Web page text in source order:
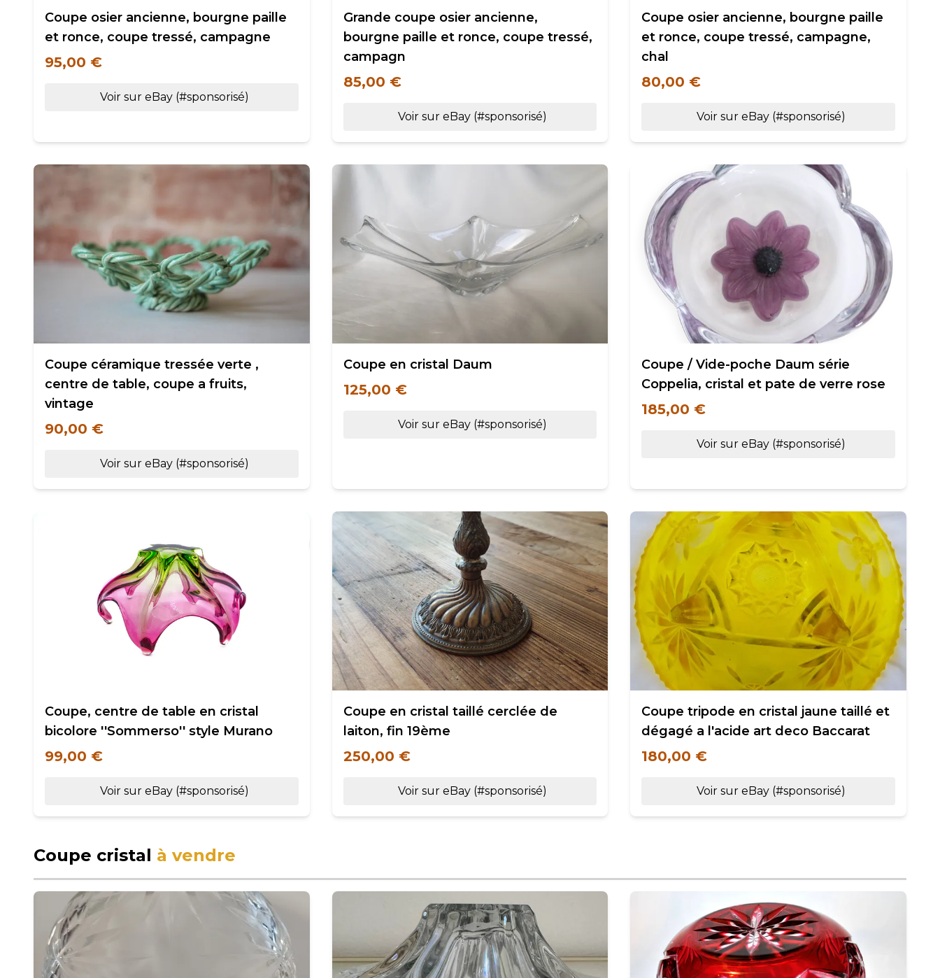
Coupe osier ancienne, bourgne paille
et ronce, coupe tressé, campagne
95,00 €
Voir sur eBay (#sponsorisé)
Grande coupe osier ancienne,
bourgne paille et ronce, coupe tressé,
campagn
85,00 €
Voir sur eBay (#sponsorisé)
Coupe osier ancienne, bourgne paille
et ronce, coupe tressé, campagne,
chal
80,00 €
Voir sur eBay (#sponsorisé)
Coupe céramique tressée verte ,
centre de table, coupe a fruits,
vintage
90,00 €
Voir sur eBay (#sponsorisé)
Coupe en cristal Daum
125,00 €
Voir sur eBay (#sponsorisé)
Coupe / Vide-poche Daum série
Coppelia, cristal et pate de verre rose
185,00 €
Voir sur eBay (#sponsorisé)
Coupe, centre de table en cristal
bicolore ''Sommerso'' style Murano
99,00 €
Voir sur eBay (#sponsorisé)
Coupe en cristal taillé cerclée de
laiton, fin 19ème
250,00 €
Voir sur eBay (#sponsorisé)
Coupe tripode en cristal jaune taillé et
dégagé a l'acide art deco Baccarat
180,00 €
Voir sur eBay (#sponsorisé)
Coupe cristal à vendre